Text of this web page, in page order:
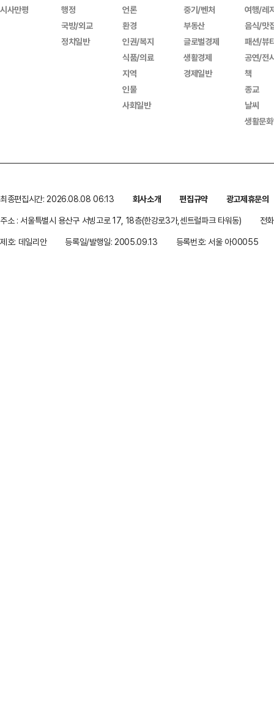
시사만평
행정
국방/외교
정치일반
언론
환경
인권/복지
식품/의료
지역
인물
사회일반
중기/벤처
부동산
글로벌경제
생활경제
경제일반
여행/레
음식/맛
패션/뷰
공연/전
책
종교
날씨
생활문
최종편집시간: 2026.08.08 06:13 회사소개 편집규약
광고제휴문의
주소 : 서울특별시 용산구 서빙고로 17, 18층(한강로3가,센트럴파크 타워동)
전
제호: 데일리안
등록일/발행일: 2005.09.13 등록번호: 서울 아00055